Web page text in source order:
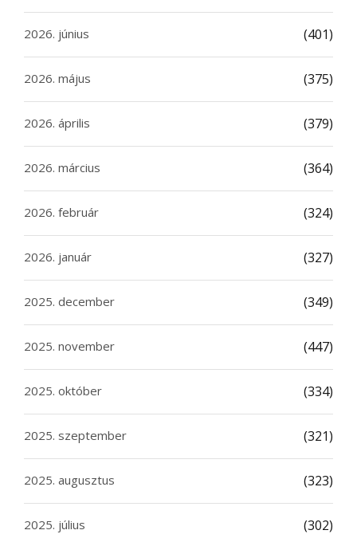
2026. június (401)
2026. május (375)
2026. április (379)
2026. március (364)
2026. február (324)
2026. január (327)
2025. december (349)
2025. november (447)
2025. október (334)
2025. szeptember (321)
2025. augusztus (323)
2025. július (302)